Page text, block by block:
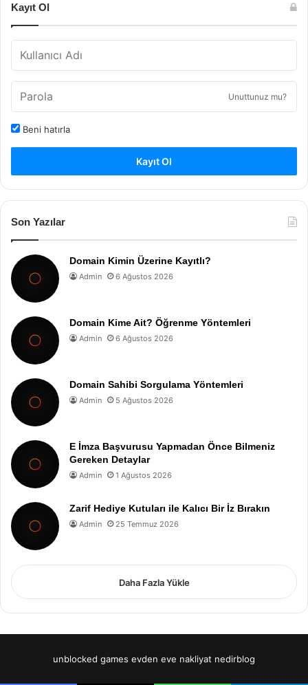
Kayıt Ol
Unuttunuz mu?
Beni hatırla
Kayıt Ol
Son Yazılar
Domain Kimin Üzerine Kayıtlı?
Admin 6 Ağustos 2026
Domain Kime Ait? Öğrenme Yöntemleri
Admin 6 Ağustos 2026
Domain Sahibi Sorgulama Yöntemleri
Admin 5 Ağustos 2026
E İmza Başvurusu Yapmadan Önce Bilmeniz
Gereken Detaylar
Admin 1 Ağustos 2026
Zarif Hediye Kutuları ile Kalıcı Bir İz Bırakın
Admin 25 Temmuz 2026
Daha Fazla Yükle
unblocked games evden eve nakliyat nedirblog